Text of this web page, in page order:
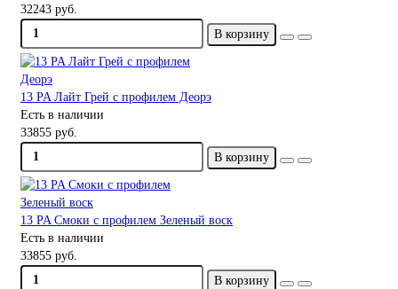
32243 руб.
В корзину
13 PA Лайт Грей с профилем Деорэ
Есть в наличии
33855 руб.
В корзину
13 PA Смоки с профилем Зеленый воск
Есть в наличии
33855 руб.
В корзину